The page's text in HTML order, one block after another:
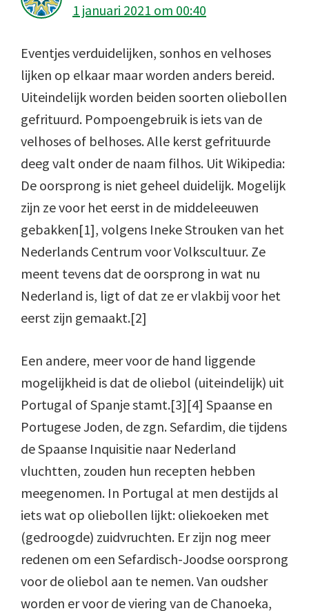
1 januari 2021 om 00:40
Eventjes verduidelijken, sonhos en velhoses
lijken op elkaar maar worden anders bereid.
Uiteindelijk worden beiden soorten oliebollen
gefrituurd. Pompoengebruik is iets van de
velhoses of belhoses. Alle kerst gefrituurde
deeg valt onder de naam filhos. Uit Wikipedia:
De oorsprong is niet geheel duidelijk. Mogelijk
zijn ze voor het eerst in de middeleeuwen
gebakken[1], volgens Ineke Strouken van het
Nederlands Centrum voor Volkscultuur. Ze
meent tevens dat de oorsprong in wat nu
Nederland is, ligt of dat ze er vlakbij voor het
eerst zijn gemaakt.[2]
Een andere, meer voor de hand liggende
mogelijkheid is dat de oliebol (uiteindelijk) uit
Portugal of Spanje stamt.[3][4] Spaanse en
Portugese Joden, de zgn. Sefardim, die tijdens
de Spaanse Inquisitie naar Nederland
vluchtten, zouden hun recepten hebben
meegenomen. In Portugal at men destijds al
iets wat op oliebollen lijkt: oliekoeken met
(gedroogde) zuidvruchten. Er zijn nog meer
redenen om een Sefardisch-Joodse oorsprong
voor de oliebol aan te nemen. Van oudsher
worden er voor de viering van de Chanoeka,